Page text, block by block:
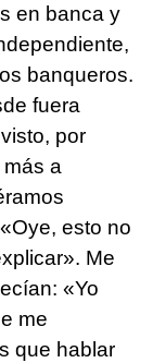
en banca y
banqueros.
fuera
por
a
esto no
Me
«Yo
me
que hablar